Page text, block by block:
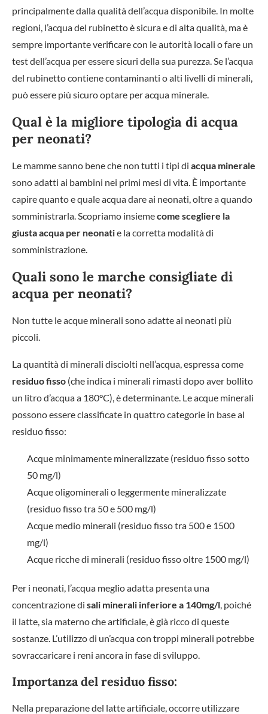
principalmente dalla qualità dell’acqua disponibile. In molte
regioni, l’acqua del rubinetto è sicura e di alta qualità, ma è
sempre importante verificare con le autorità locali o fare un
test dell’acqua per essere sicuri della sua purezza. Se l’acqua
del rubinetto contiene contaminanti o alti livelli di minerali,
può essere più sicuro optare per acqua minerale.
Qual è la migliore tipologia di acqua
per neonati?
Le mamme sanno bene che non tutti i tipi di acqua minerale
sono adatti ai bambini nei primi mesi di vita. È importante
capire quanto e quale acqua dare ai neonati, oltre a quando
somministrarla. Scopriamo insiemecome scegliere la
giusta acqua per neonatie la corretta modalità di
somministrazione.
Quali sono le marche consigliate di
acqua per neonati?
Non tutte le acque minerali sono adatte ai neonati più
piccoli.
La quantità di minerali disciolti nell’acqua, espressa come
residuo fisso (che indica i minerali rimasti dopo aver bollito
un litro d’acqua a 180°C), è determinante. Le acque minerali
possono essere classificate in quattro categorie in base al
residuo fisso:
Acque minimamente mineralizzate (residuo fisso sotto
50 mg/l)
Acque oligominerali o leggermente mineralizzate
(residuo fisso tra 50 e 500 mg/l)
Acque medio minerali (residuo fisso tra 500 e 1500
mg/l)
Acque ricche di minerali (residuo fisso oltre 1500 mg/l)
Per i neonati, l’acqua meglio adatta presenta una
concentrazione di sali minerali inferiore a 140mg/l, poiché
il latte, sia materno che artificiale, è già ricco di queste
sostanze. L’utilizzo di un’acqua con troppi minerali potrebbe
sovraccaricare i reni ancora in fase di sviluppo.
Importanza del residuo fisso:
Nella preparazione del latte artificiale, occorre utilizzare